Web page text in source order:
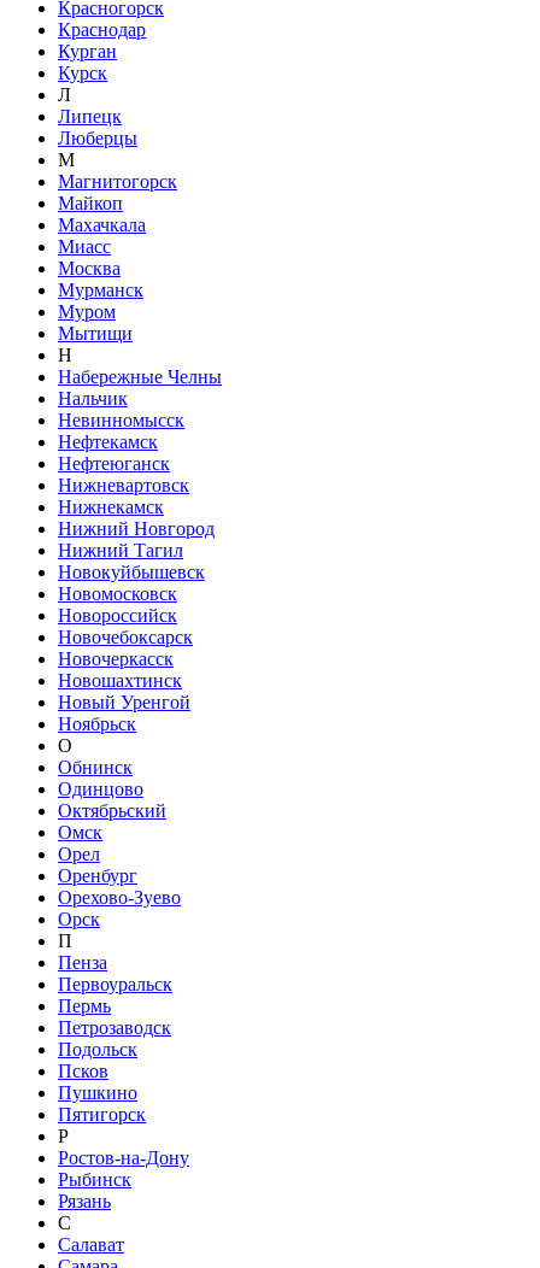
Красногорск
Краснодар
Курган
Курск
Л
Липецк
Люберцы
М
Магнитогорск
Майкоп
Махачкала
Миасс
Москва
Мурманск
Муром
Мытищи
Н
Набережные Челны
Нальчик
Невинномысск
Нефтекамск
Нефтеюганск
Нижневартовск
Нижнекамск
Нижний Новгород
Нижний Тагил
Новокуйбышевск
Новомосковск
Новороссийск
Новочебоксарск
Новочеркасск
Новошахтинск
Новый Уренгой
Ноябрьск
О
Обнинск
Одинцово
Октябрьский
Омск
Орел
Оренбург
Орехово-Зуево
Орск
П
Пенза
Первоуральск
Пермь
Петрозаводск
Подольск
Псков
Пушкино
Пятигорск
Р
Ростов-на-Дону
Рыбинск
Рязань
С
Салават